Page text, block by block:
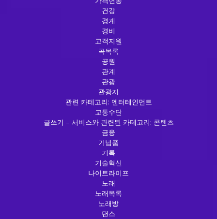
건강
경계
경비
고객지원
곡목록
공원
관계
관광
관광지
관련 카테고리: 엔터테인먼트
교통수단
글쓰기 – 서비스와 관련된 카테고리: 콘텐츠
금융
기념품
기록
기술혁신
나이트라이프
노래
노래목록
노래방
댄스